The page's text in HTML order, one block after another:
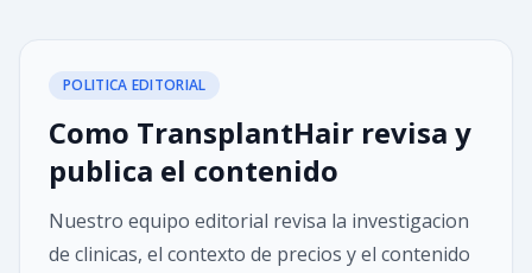
POLITICA EDITORIAL
Como TransplantHair revisa y
publica el contenido
Nuestro equipo editorial revisa la investigacion
de clinicas, el contexto de precios y el contenido